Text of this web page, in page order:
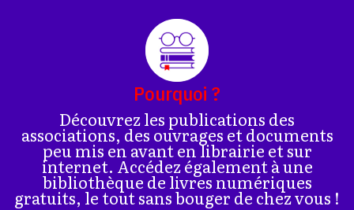
Pourquoi ?
Découvrez les publications des
associations, des ouvrages et documents
peu mis en avant en librairie et sur
internet. Accédez également à une
bibliothèque de livres numériques
gratuits, le tout sans bouger de chez vous !